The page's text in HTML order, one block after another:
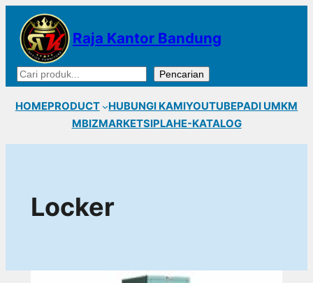
Lewati
konten
Raja Kantor Bandung
Cari Pencarian
HOMEPRODUCT HUBUNGI KAMIYOUTUBEPADI UMKM
MBIZMARKETSIPLAHE-KATALOG
Locker